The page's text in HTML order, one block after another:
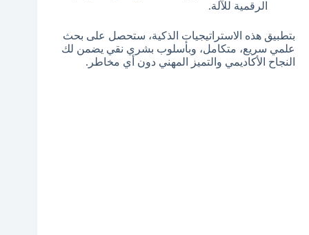
الرقمية للآلة.
بتطبيق هذه الاستراتيجيات الذكية، ستحصل على بحث
علمي سريع، متكامل، وبأسلوب بشري نقي يضمن لك
النجاح الأكاديمي والتميز المهني دون أي مخاطر.